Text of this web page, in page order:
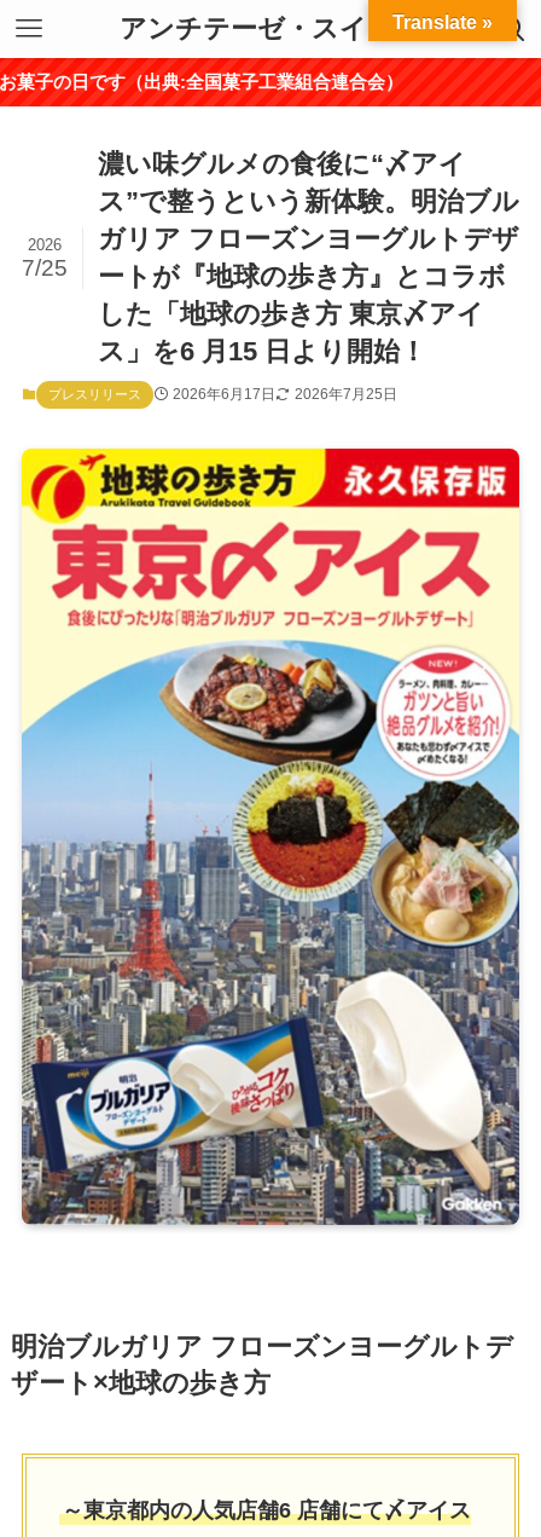
アンチテーゼ・スイーツ
典:全国菓子工業組合連合会）
濃い味グルメの食後に“〆アイ
ス”で整うという新体験。明治ブル
ガリア フローズンヨーグルトデザ
ートが『地球の歩き方』とコラボ
した「地球の歩き方 東京〆アイ
ス」を6 月15 日より開始！
2026
7/25
プレスリリース 2026年6月17日 2026年7月25日
明治ブルガリア フローズンヨーグルトデ
ザート×地球の歩き方
～東京都内の人気店舗6 店舗にて〆アイス
Translate »